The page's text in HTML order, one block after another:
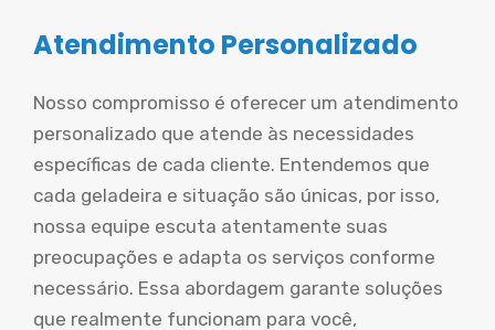
Atendimento Personalizado
Nosso compromisso é oferecer um atendimento
personalizado que atende às necessidades
específicas de cada cliente. Entendemos que
cada geladeira e situação são únicas, por isso,
nossa equipe escuta atentamente suas
preocupações e adapta os serviços conforme
necessário. Essa abordagem garante soluções
que realmente funcionam para você,